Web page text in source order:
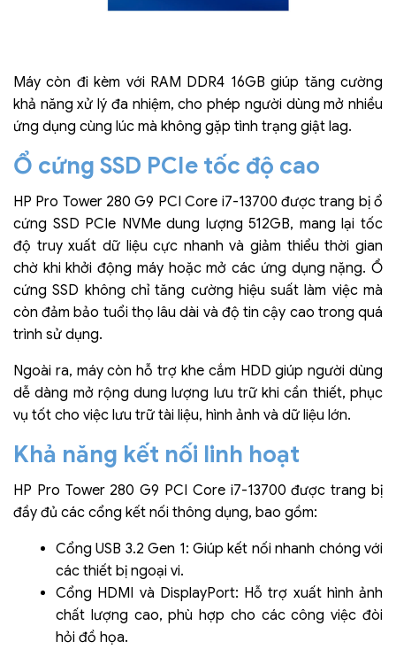
Máy còn đi kèm với RAM DDR4 16GB giúp tăng cường
khả năng xử lý đa nhiệm, cho phép người dùng mở nhiều
ứng dụng cùng lúc mà không gặp tình trạng giật lag.
Ổ cứng SSD PCIe tốc độ cao
HP Pro Tower 280 G9 PCI Core i7-13700 được trang bị ổ
cứng SSD PCIe NVMe dung lượng 512GB, mang lại tốc
độ truy xuất dữ liệu cực nhanh và giảm thiểu thời gian
chờ khi khởi động máy hoặc mở các ứng dụng nặng. Ổ
cứng SSD không chỉ tăng cường hiệu suất làm việc mà
còn đảm bảo tuổi thọ lâu dài và độ tin cậy cao trong quá
trình sử dụng.
Ngoài ra, máy còn hỗ trợ khe cắm HDD giúp người dùng
dễ dàng mở rộng dung lượng lưu trữ khi cần thiết, phục
vụ tốt cho việc lưu trữ tài liệu, hình ảnh và dữ liệu lớn.
Khả năng kết nối linh hoạt
HP Pro Tower 280 G9 PCI Core i7-13700 được trang bị
đầy đủ các cổng kết nối thông dụng, bao gồm:
Cổng USB 3.2 Gen 1: Giúp kết nối nhanh chóng với
các thiết bị ngoại vi.
Cổng HDMI và DisplayPort: Hỗ trợ xuất hình ảnh
chất lượng cao, phù hợp cho các công việc đòi
hỏi đồ họa.